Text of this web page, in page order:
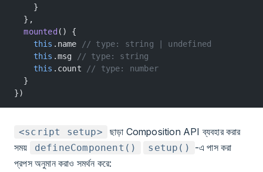
    }
  },
  mounted
() {
    this
.name
// type: string | undefined
    this
.msg
// type: string
    this
.count
// type: number
  }
})
<script setup>
ছাড়া Composition API ব্যবহার করার
সময়
defineComponent() setup()
-এ পাস করা
প্রপস অনুমান করাও সমর্থন করে: